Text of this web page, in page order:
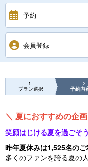
予約
会員登録
1
プラン選択
2
予約内
＼ 夏におすすめの企
笑顔はじける夏を過ごそ
昨年夏休みは1,525名のご
多くのファンを誇る夏の